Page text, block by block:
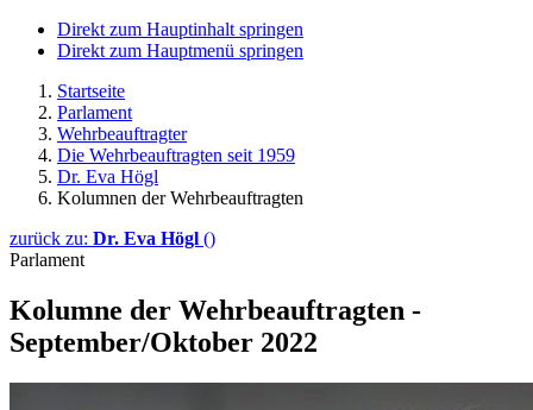
Direkt zum Hauptinhalt springen
Direkt zum Hauptmenü springen
Startseite
Parlament
Wehrbeauftragter
Die Wehrbeauftragten seit 1959
Dr. Eva Högl
Kolumnen der Wehrbeauftragten
zurück zu: Dr. Eva Högl ()
Parlament
Kolumne der Wehrbeauftragten -
September/Oktober 2022